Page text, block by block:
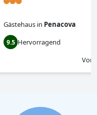
Gästehaus in Penacova
9.5 Hervorragend
Von